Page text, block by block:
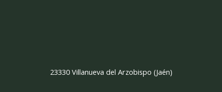
23330 Villanueva del Arzobispo (Jaén)